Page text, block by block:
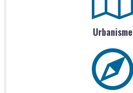
Urbanisme